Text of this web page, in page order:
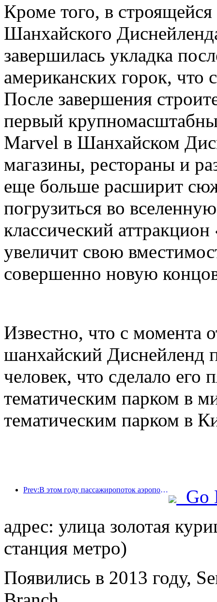
Кроме того, в строящейся
Шанхайского
завершилась укладка
американских горок, что
После завершения
первый
Marvel в Шанхайском
магазины, рестораны и
еще больше расширит
погрузиться во
классический
увеличит свою
совершенно новую
Известно, что с момента
шанхайский Диснейленд
человек, что сделало
тематическим парком в
тематическим парком в
Prev:В этом году пассажиропоток аэропорта Шэньчжэня превысил 3 миллиона человек, установив новый рекорд за аналогичный период.
Go
адрес: улица золотая
станция метро)
Появились в 2013 году,